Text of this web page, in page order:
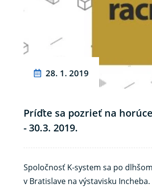
28. 1. 2019
Príďte sa pozrieť na
- 30.3. 2019.
Spoločnosť K-system sa po
v Bratislave na výstavisku